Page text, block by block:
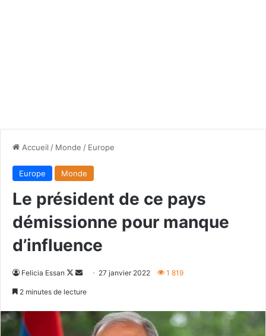
Accueil / Monde / Europe
Europe Monde
Le président de ce pays
démissionne pour manque
d’influence
Felicia Essan
Follow
Envoyer27 janvier 2022 1 819
2 minutes de lecture